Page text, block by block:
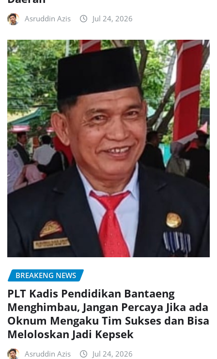
Asruddin Azis Jul 24, 2026
BREAKENG NEWS
PLT Kadis Pendidikan Bantaeng
Menghimbau, Jangan Percaya Jika ada
Oknum Mengaku Tim Sukses dan Bisa
Meloloskan Jadi Kepsek
Asruddin Azis Jul 24, 2026